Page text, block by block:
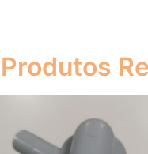
Produtos